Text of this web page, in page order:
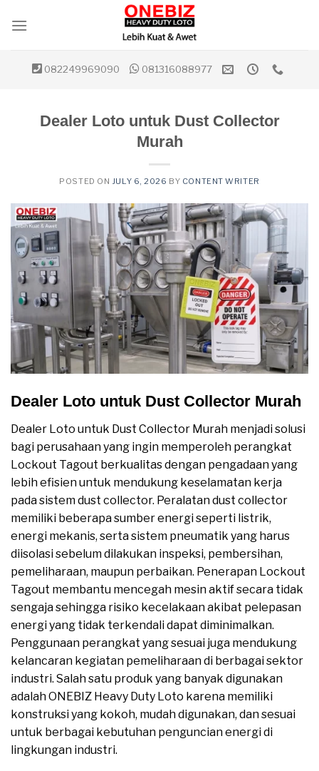
082249969090 081316088977
Dealer Loto untuk Dust Collector
Murah
POSTED ON JULY 6, 2026 BY CONTENT WRITER
Dealer Loto untuk Dust Collector Murah
Dealer Loto untuk Dust Collector Murah menjadi solusi
bagi perusahaan yang ingin memperoleh perangkat
Lockout Tagout berkualitas dengan pengadaan yang
lebih efisien untuk mendukung keselamatan kerja
pada sistem dust collector. Peralatan dust collector
memiliki beberapa sumber energi seperti listrik,
energi mekanis, serta sistem pneumatik yang harus
diisolasi sebelum dilakukan inspeksi, pembersihan,
pemeliharaan, maupun perbaikan. Penerapan Lockout
Tagout membantu mencegah mesin aktif secara tidak
sengaja sehingga risiko kecelakaan akibat pelepasan
energi yang tidak terkendali dapat diminimalkan.
Penggunaan perangkat yang sesuai juga mendukung
kelancaran kegiatan pemeliharaan di berbagai sektor
industri. Salah satu produk yang banyak digunakan
adalah ONEBIZ Heavy Duty Loto karena memiliki
konstruksi yang kokoh, mudah digunakan, dan sesuai
untuk berbagai kebutuhan penguncian energi di
lingkungan industri.